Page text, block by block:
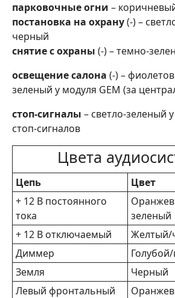
парковочные огни –
постановка на охрану(-) –
черный
снятие с охраны (-) – темно-
освещение салона (-) –
зеленый у модуля GEM (за
стоп-сигналы – светло-зеленый
стоп-сигналов
Цвета
Цепь
Цвет
+ 12 В постоянного
тока
зеленый
+ 12 В отключаемый
Желтый/
Диммер
Земля
Черный
Левый фронтальный